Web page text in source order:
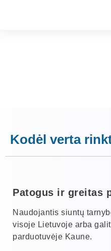
Kodėl verta
Patogus ir greitas
Naudojantis siuntų
visoje Lietuvoje arba
parduotuvėje Kaune.